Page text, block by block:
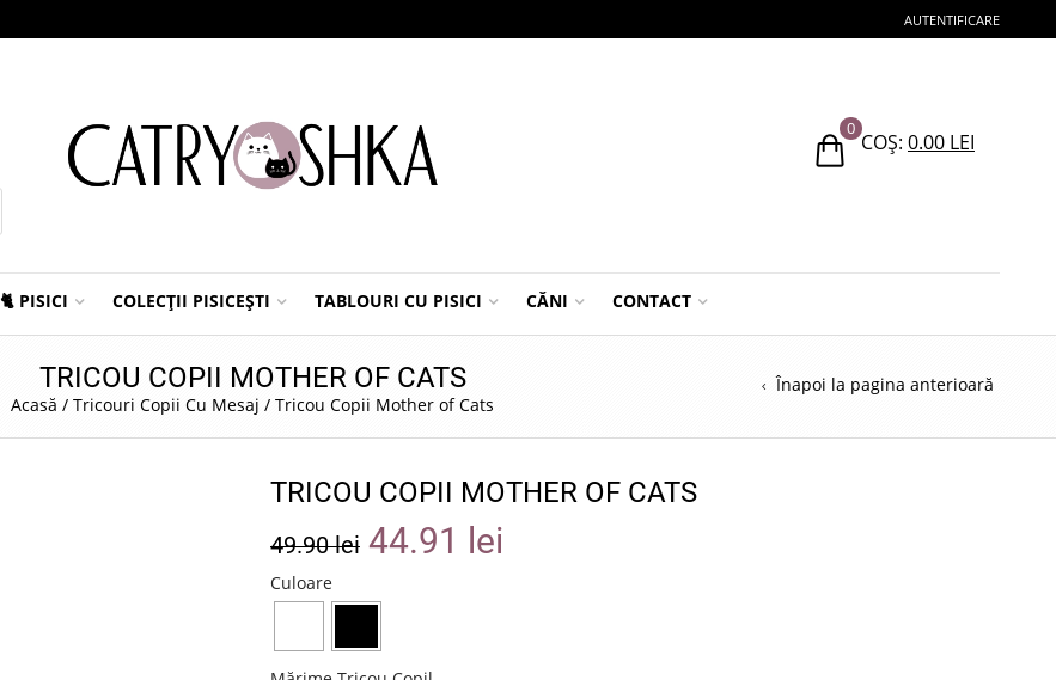
AUTENTIFICARE
0
COȘ: 0.00 LEI
🐈 PISICI COLECȚII PISICEȘTI TABLOURI CU PISICI CĂNI CONTACT
TRICOU COPII MOTHER OF CATS
Acasă / Tricouri Copii Cu Mesaj / Tricou Copii Mother of Cats
Înapoi la pagina anterioară
TRICOU COPII MOTHER OF CATS
49.90lei 44.91 lei
Culoare